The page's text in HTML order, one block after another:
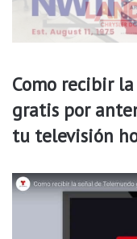
Como recibir
gratis por
tu televisión